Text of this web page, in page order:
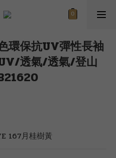
環保抗UV彈性長袖
透氣/透氣/登山
167月桂樹黃